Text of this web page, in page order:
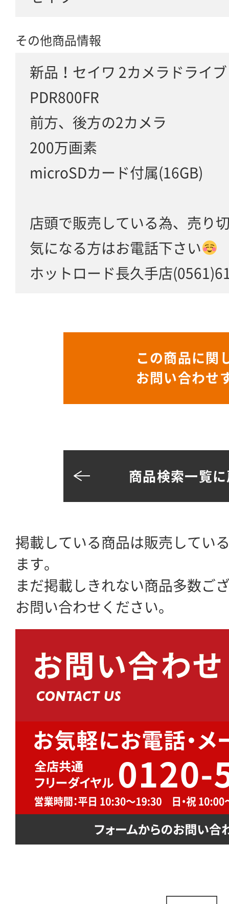
その他商品情報
新品！セイワ 2カメラドライ
PDR800FR
前方、後方の2カメラ
200万画素
microSDカード付属(16GB)
店頭で販売している為、売り
気になる方はお電話下さい
ホットロード長久手店
この商品に関
お問い合わせ
商品検索一覧
掲載している商品は販売してい
ます。
まだ掲載しきれない商品多数ご
お問い合わせください。